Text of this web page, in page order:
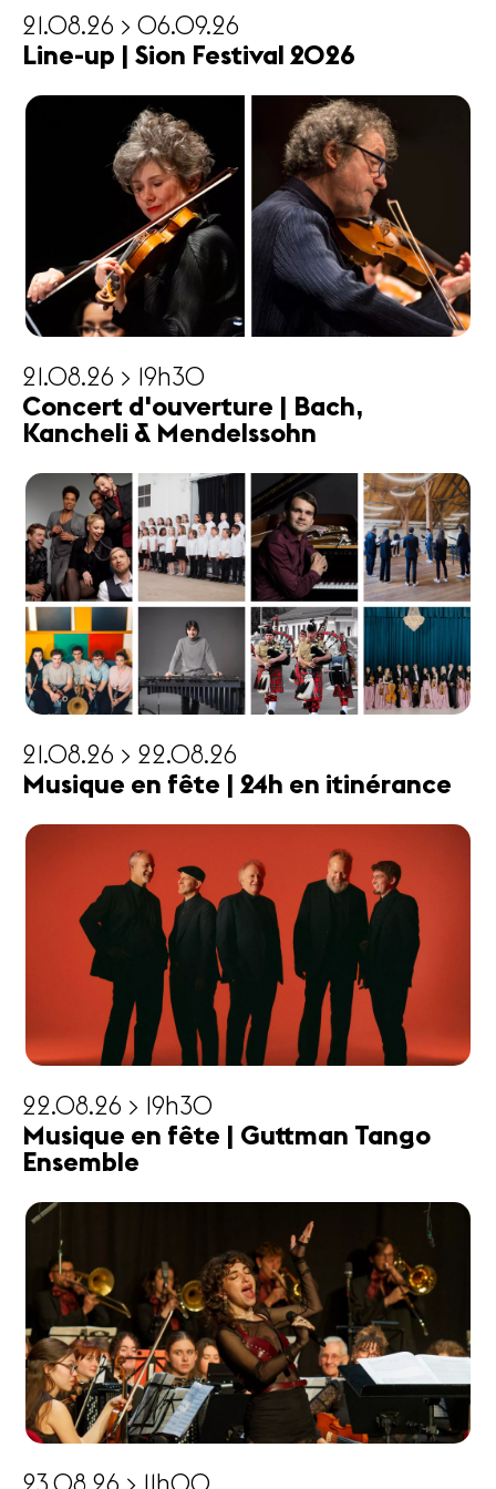
21.08.26 > 06.09.26
Line-up | Sion Festival 2026
21.08.26 > 19h30
Concert d'ouverture | Bach,
Kancheli & Mendelssohn
21.08.26 > 22.08.26
Musique en fête | 24h en itinérance
22.08.26 > 19h30
Musique en fête | Guttman Tango
Ensemble